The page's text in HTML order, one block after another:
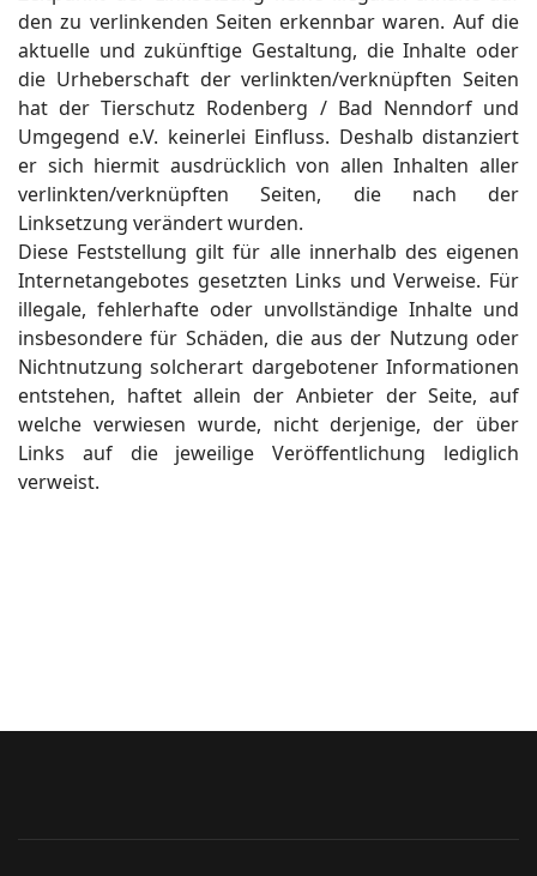
den zu verlinkenden Seiten erkennbar waren. Auf die
aktuelle und zukünftige Gestaltung, die Inhalte oder
die Urheberschaft der verlinkten/verknüpften Seiten
hat der Tierschutz Rodenberg / Bad Nenndorf und
Umgegend e.V. keinerlei Einfluss. Deshalb distanziert
er sich hiermit ausdrücklich von allen Inhalten aller
verlinkten/verknüpften Seiten, die nach der
Linksetzung verändert wurden.
Diese Feststellung gilt für alle innerhalb des eigenen
Internetangebotes gesetzten Links und Verweise. Für
illegale, fehlerhafte oder unvollständige Inhalte und
insbesondere für Schäden, die aus der Nutzung oder
Nichtnutzung solcherart dargebotener Informationen
entstehen, haftet allein der Anbieter der Seite, auf
welche verwiesen wurde, nicht derjenige, der über
Links auf die jeweilige Veröffentlichung lediglich
verweist.